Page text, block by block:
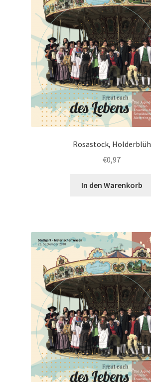
Rosastock, Holderblüh
€0,97
In den Warenkorb